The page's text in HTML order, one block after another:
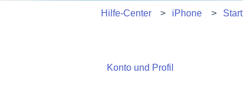
Hilfe-Center iPhone Start
Konto und Profil